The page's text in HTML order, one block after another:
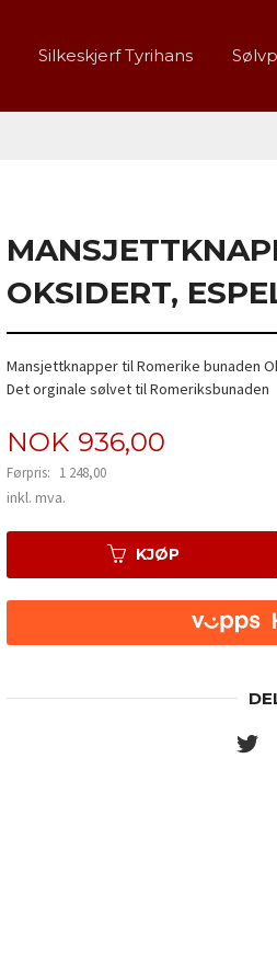
Silkeskjerf Tyrihans
OKSIDERT,
Mansjettknapper til Romerike bunaden
Det orginale sølvet til Romeriksbunaden
Tilbud
NOK 936,00
Førpris: 1 248,00
Rabatt
inkl. mva.
KJØP